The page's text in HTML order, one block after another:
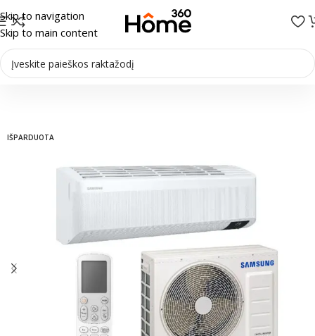
Skip to navigation
Skip to main content
Pradžia/Oro kondicionieriai/Sieniniai kondicionieriai
IŠPARDUOTA